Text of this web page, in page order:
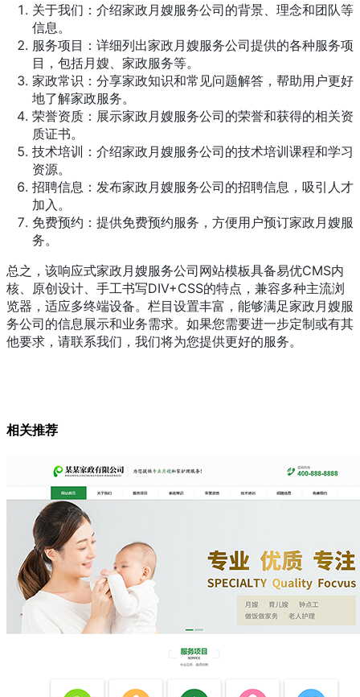
关于我们：介绍家政月嫂服务公司的背景、理念和团队等
信息。
服务项目：详细列出家政月嫂服务公司提供的各种服务项
目，包括月嫂、家政服务等。
家政常识：分享家政知识和常见问题解答，帮助用户更好
地了解家政服务。
荣誉资质：展示家政月嫂服务公司的荣誉和获得的相关资
质证书。
技术培训：介绍家政月嫂服务公司的技术培训课程和学习
资源。
招聘信息：发布家政月嫂服务公司的招聘信息，吸引人才
加入。
免费预约：提供免费预约服务，方便用户预订家政月嫂服
务。
总之，该响应式家政月嫂服务公司网站模板具备易优CMS内
核、原创设计、手工书写DIV+CSS的特点，兼容多种主流浏
览器，适应多终端设备。栏目设置丰富，能够满足家政月嫂服
务公司的信息展示和业务需求。如果您需要进一步定制或有其
他要求，请联系我们，我们将为您提供更好的服务。
相关推荐